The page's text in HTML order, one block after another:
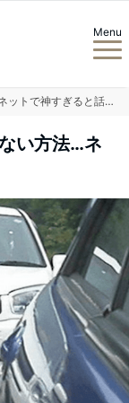
Menu
DQN車に後ろから煽り運転されない方法…ネットで神すぎると話題に…
い方法…ネ